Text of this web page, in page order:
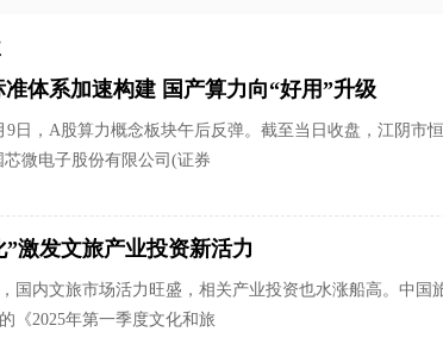
体系加速构建 国产算力向“好用”升级
9日，A股算力概念板块午后反弹。截至当日收盘，江阴市
芯微电子股份有限公司(证券
”激发文旅产业投资新活力
国内文旅市场活力旺盛，相关产业投资也水涨船高。中国
《2025年第一季度文化和旅